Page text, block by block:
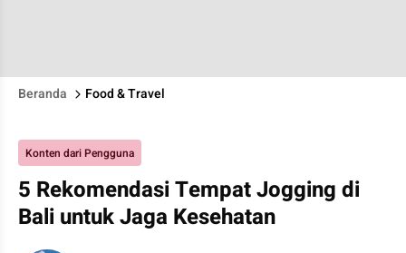
Beranda Food & Travel
Konten dari Pengguna
5 Rekomendasi Tempat Jogging di
Bali untuk Jaga Kesehatan